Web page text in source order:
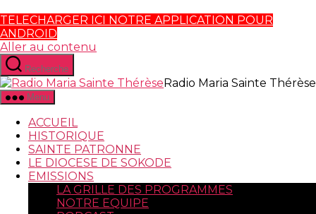
TELECHARGER ICI NOTRE APPLICATION POUR
ANDROID
Aller au contenu
Recherche
Radio Maria Sainte Thérèse
Menu
ACCUEIL
HISTORIQUE
SAINTE PATRONNE
LE DIOCESE DE SOKODE
EMISSIONS
LA GRILLE DES PROGRAMMES
NOTRE EQUIPE